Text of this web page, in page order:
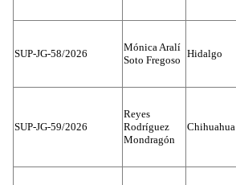
SUP-JG-58/2026
Mónica Aralí
Soto Fregoso
Hidalgo
SUP-JG-59/2026
Reyes
Rodríguez
Mondragón
Chihuahua